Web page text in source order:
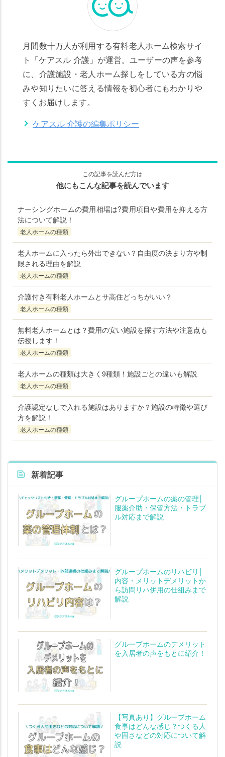
月間数十万人が利用する有料老人ホーム検索サイ
ト「ケアスル 介護」が運営。ユーザーの声を参考
に、介護施設・老人ホーム探しをしている方の悩
みや知りたいに答える情報を初心者にもわかりや
すくお届けします。
ケアスル 介護の編集ポリシー
この記事を読んだ方は
他にもこんな記事を読んでいます
ナーシングホームの費用相場は?費用項目や費用を抑える方
法について解説！
老人ホームの種類
老人ホームに入ったら外出できない？自由度の決まり方や制
限される理由を解説
老人ホームの種類
介護付き有料老人ホームとサ高住どっちがいい？
老人ホームの種類
無料老人ホームとは？費用の安い施設を探す方法や注意点も
伝授します！
老人ホームの種類
老人ホームの種類は大きく9種類！施設ごとの違いも解説
老人ホームの種類
介護認定なしで入れる施設はありますか？施設の特徴や選び
方を解説！
老人ホームの種類
新着記事
グループホームの薬の管理│
服薬介助・保管方法・トラブ
ル対応まで解説
グループホームのリハビリ│
内容・メリットデメリットか
ら訪問リハ併用の仕組みまで
解説
グループホームのデメリット
を入居者の声をもとに紹介！
【写真あり】グループホーム
食事はどんな感じ？つくる人
や固さなどの対応について解
説
老人ホームの知りたいことがわかる
老人ホームの知りたいことがわかる